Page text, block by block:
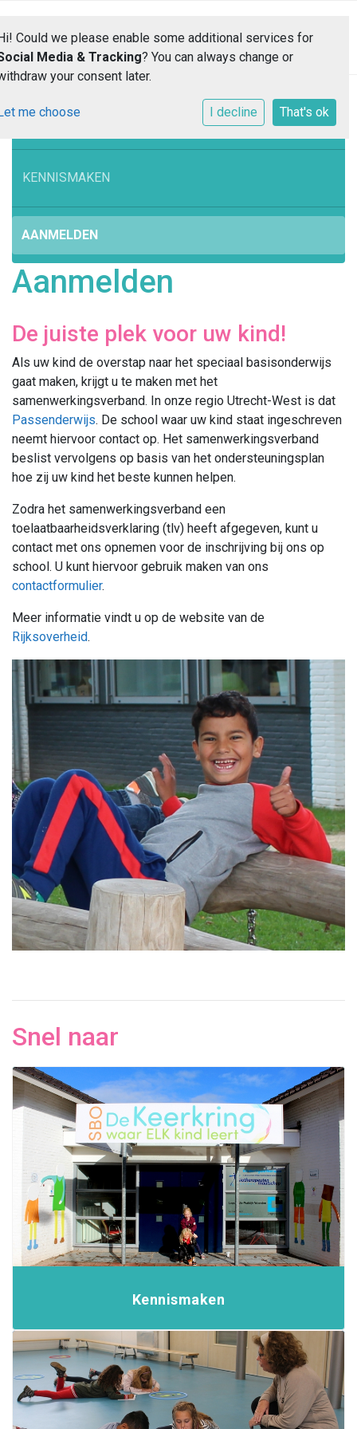
Toggle
WELKOM
KENNISMAKEN
AANMELDEN
Aanmelden
De juiste plek voor uw kind!
Als uw kind de overstap naar het speciaal basisonderwijs
gaat maken, krijgt u te maken met het
samenwerkingsverband. In onze regio Utrecht-West is dat
Passenderwijs. De school waar uw kind staat ingeschreven
neemt hiervoor contact op. Het samenwerkingsverband
beslist vervolgens op basis van het ondersteuningsplan
hoe zij uw kind het beste kunnen helpen.
Zodra het samenwerkingsverband een
toelaatbaarheidsverklaring (tlv) heeft afgegeven, kunt u
contact met ons opnemen voor de inschrijving bij ons op
school. U kunt hiervoor gebruik maken van ons
contactformulier.
Meer informatie vindt u op de website van de
Rijksoverheid.
Snel naar
Kennismaken
Could we please enable some additional services for
Media & Tracking? You can always change or
your consent later.
me choose I decline That's ok